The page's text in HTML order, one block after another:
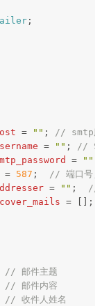
;
= "" ; // smtp服
= "" ; //
= ""
= 587 ; // 端口号;
= "" ; //
= [];
邮件主题
邮件内容
收件人姓名